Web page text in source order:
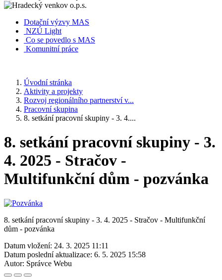
Dotační výzvy MAS
NZÚ Light
Co se povedlo s MAS
Komunitní práce
Úvodní stránka
Aktivity a projekty
Rozvoj regionálního partnerství v...
Pracovní skupina
8. setkání pracovní skupiny - 3. 4....
8. setkání pracovní skupiny - 3.
4. 2025 - Stračov -
Multifunkční dům - pozvánka
8. setkání pracovní skupiny - 3. 4. 2025 - Stračov - Multifunkční
dům - pozvánka
Datum vložení: 24. 3. 2025 11:11
Datum poslední aktualizace: 6. 5. 2025 15:58
Autor: Správce Webu